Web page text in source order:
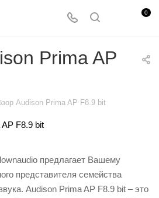
0
Prima AP
Audison Prima AP F8.9 bit
предлагает Вашему
представителя семейства
Audison Prima AP F8.9 bit – это